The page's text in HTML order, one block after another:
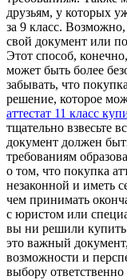
друзьям, у которых
за 9 класс.
свой документ или
Этот способ,
может быть более
забывать, что
решение, которое
аттестат 11 класс
тщательно взвесьте
документ должен
требованиям
о том, что покупка
незаконной и иметь
чем принимать
с юристом или
вы ни решили купить
это важный
возможности и
выбору